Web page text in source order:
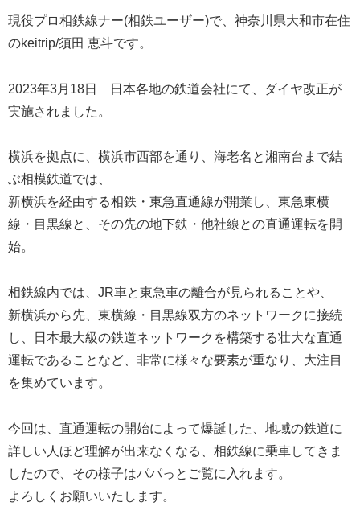
現役プロ相鉄線ナー(相鉄ユーザー)で、神奈川県大和市在住
のkeitrip/須田 恵斗です。
2023年3月18日 日本各地の鉄道会社にて、ダイヤ改正が
実施されました。
横浜を拠点に、横浜市西部を通り、海老名と湘南台まで結
ぶ相模鉄道では、
新横浜を経由する相鉄・東急直通線が開業し、東急東横
線・目黒線と、その先の地下鉄・他社線との直通運転を開
始。
相鉄線内では、JR車と東急車の離合が見られることや、
新横浜から先、東横線・目黒線双方のネットワークに接続
し、日本最大級の鉄道ネットワークを構築する壮大な直通
運転であることなど、非常に様々な要素が重なり、大注目
を集めています。
今回は、直通運転の開始によって爆誕した、地域の鉄道に
詳しい人ほど理解が出来なくなる、相鉄線に乗車してきま
したので、その様子はパパっとご覧に入れます。
よろしくお願いいたします。